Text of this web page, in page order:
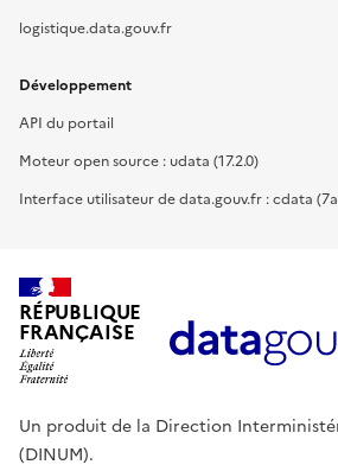
logistique.data.gouv.fr
Développement
API du portail
Moteur open source : udata (17.2.0)
Interface utilisateur de data.gouv.fr : cdata
RÉPUBLIQUE
FRANÇAISE
Un produit de la Direction
(DINUM).